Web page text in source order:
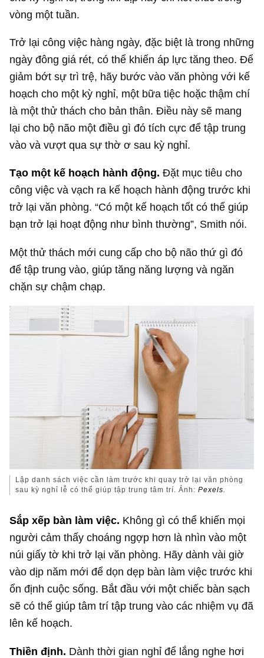
vòng một tuần.
Trở lại công việc hàng ngày, đặc biệt là trong những
ngày đông giá rét, có thể khiến áp lực tăng theo. Để
giảm bớt sự trì trệ, hãy bước vào văn phòng với kế
hoạch cho một kỳ nghỉ, một bữa tiệc hoặc thậm chí
là một thử thách cho bản thân. Điều này sẽ mang
lại cho bộ não một điều gì đó tích cực để tập trung
vào và vượt qua sự thờ ơ sau kỳ nghỉ.
Tạo một kế hoạch hành động.Đặt mục tiêu cho
công việc và vạch ra kế hoạch hành động trước khi
trở lại văn phòng. “Có một kế hoạch tốt có thể giúp
bạn trở lại hoạt động như bình thường”, Smith nói.
Một thử thách mới cung cấp cho bộ não thứ gì đó
để tập trung vào, giúp tăng năng lượng và ngăn
chặn sự chậm chạp.
Lập danh sách việc cần làm trước khi quay trở lại văn phòng
sau kỳ nghỉ lễ có thể giúp tập trung tâm trí. Ảnh:Pexels.
Sắp xếp bàn làm việc. Không gì có thể khiến mọi
người cảm thấy choáng ngợp hơn là nhìn vào một
núi giấy tờ khi trở lại văn phòng. Hãy dành vài giờ
vào dịp năm mới để dọn dẹp bàn làm việc trước khi
ổn định cuộc sống. Bắt đầu với một chiếc bàn sạch
sẽ có thể giúp tâm trí tập trung vào các nhiệm vụ đã
lên kế hoạch.
Thiền định. Dành thời gian nghỉ để lắng nghe hơi